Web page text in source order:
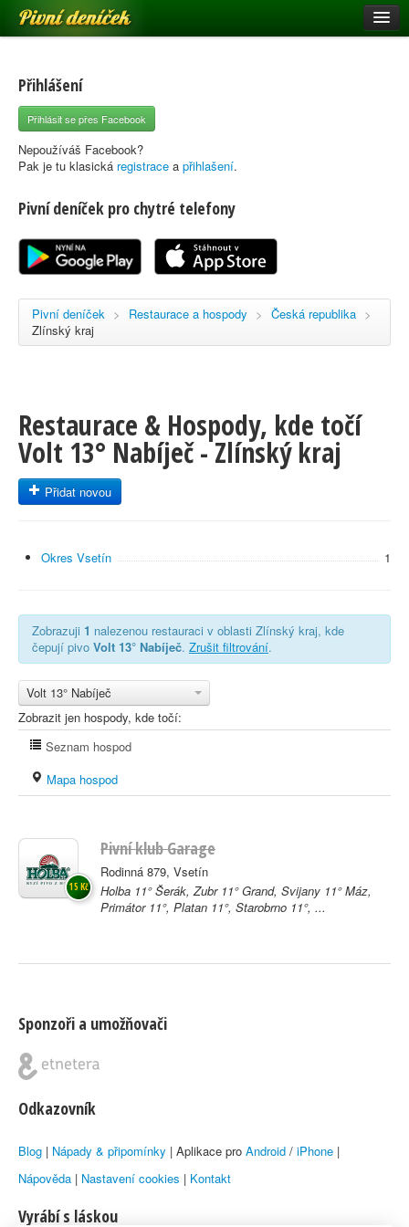
Pivní deníček
Pivní mapa
Pivní značky
Nápověda
Registrace
Přihlášení
Přihlásit se přes Facebook
Nepoužíváš Facebook?
Pak je tu klasická registrace a přihlašení.
Pivní deníček pro chytré telefony
Pivní deníček > Restaurace a hospody > Česká republika >
Zlínský kraj
Restaurace & Hospody, kde točí
Volt 13° Nabíječ - Zlínský kraj
Přidat novou
Okres Vsetín 1
Zobrazuji 1 nalezenou restauraci v oblasti Zlínský kraj, kde
čepují pivo Volt 13° Nabíječ. Zrušit filtrování.
Volt 13° Nabíječ
Zobrazit jen hospody, kde točí:
Seznam hospod
Mapa hospod
Pivní klub Garage
Rodinná 879, Vsetín
Holba 11° Šerák, Zubr 11° Grand, Svijany 11° Máz,
Primátor 11°, Platan 11°, Starobrno 11°, ...
15 Kč
Sponzoři a umožňovači
Odkazovník
Blog | Nápady & připomínky | Aplikace pro Android / iPhone |
Nápověda | Nastavení cookies | Kontakt
Vyrábí s láskou